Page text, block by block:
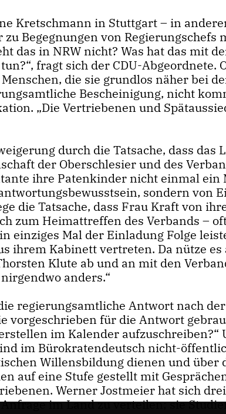
Kretschmann in Stuttgart – in
Begegnungen von Regierungschefs
das in NRW nicht? Was hat das mit
fragt sich der CDU-Abgeordnete.
die sie grundlos näher bei
Bescheinigung, nicht
„Die Vertriebenen und
durch die Tatsache, dass das
der Oberschlesier und des
ihre Patenkinder nicht einmal ein
sondern von
die Tatsache, dass Frau Kraft von
zum Heimattreffen des Verbands –
einziges Mal der Einladung Folge
ihrem Kabinett vertreten. Da nütze es
Klute ab und an mit den
anders.“
regierungsamtliche Antwort nach
vorgeschrieben für die Antwort
im Kalender aufzuschreiben?“
im Bürokratendeutsch nicht-
Willensbildung dienen und über
auf eine Stufe gestellt mit
Werner Jostmeier hat sich
im Land zu verteilen; sie